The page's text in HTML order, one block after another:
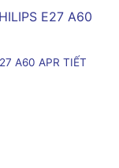
A60 APR TIẾT